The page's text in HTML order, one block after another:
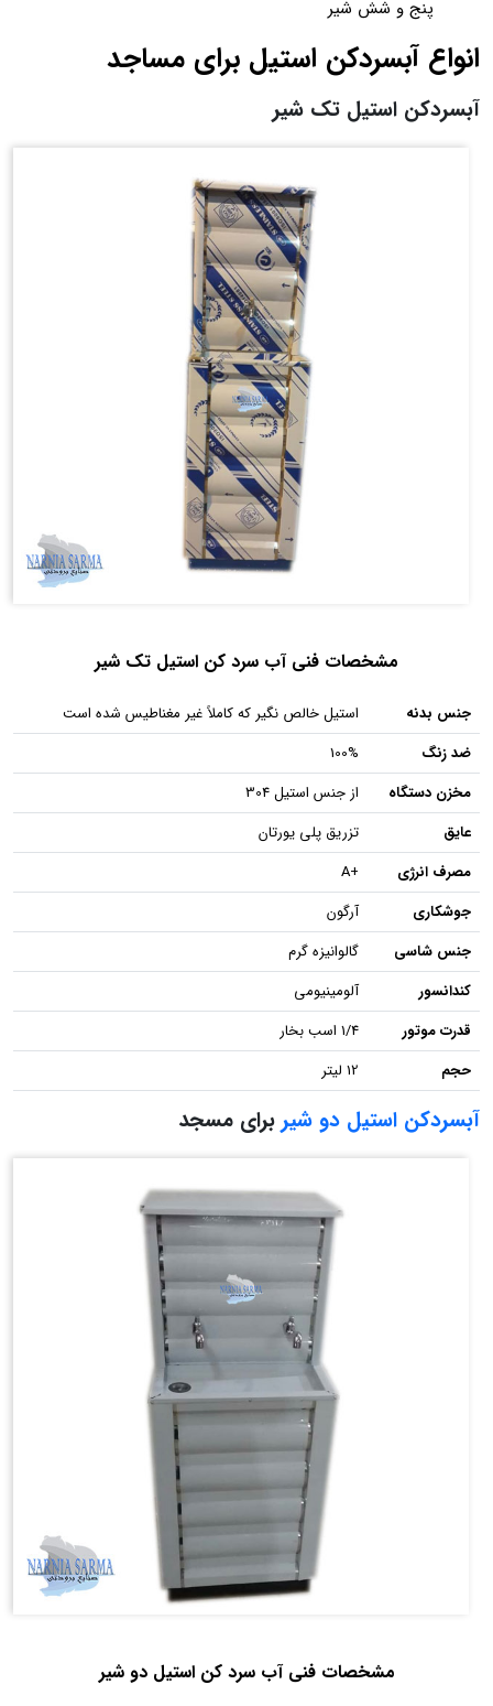
پنج و شش شیر
انواع آبسردکن استیل برای مساجد
آبسردکن استیل تک شیر
مشخصات فنی آب سرد کن استیل تک شیر
جنس بدنه
استیل خالص نگیر که کاملاً غیر مغناطیس شده است
ضد زنگ
100%
مخزن دستگاه
از جنس استیل 304
عایق
تزریق پلی یورتان
مصرف انرژی
+A
جوشکاری
آرگون
جنس شاسی
گالوانیزه گرم
کندانسور
آلومینیومی
قدرت موتور
1/4 اسب بخار
حجم
12 لیتر
آبسردکن استیل دو شیربرای مسجد
مشخصات فنی آب سرد کن استیل دو شیر